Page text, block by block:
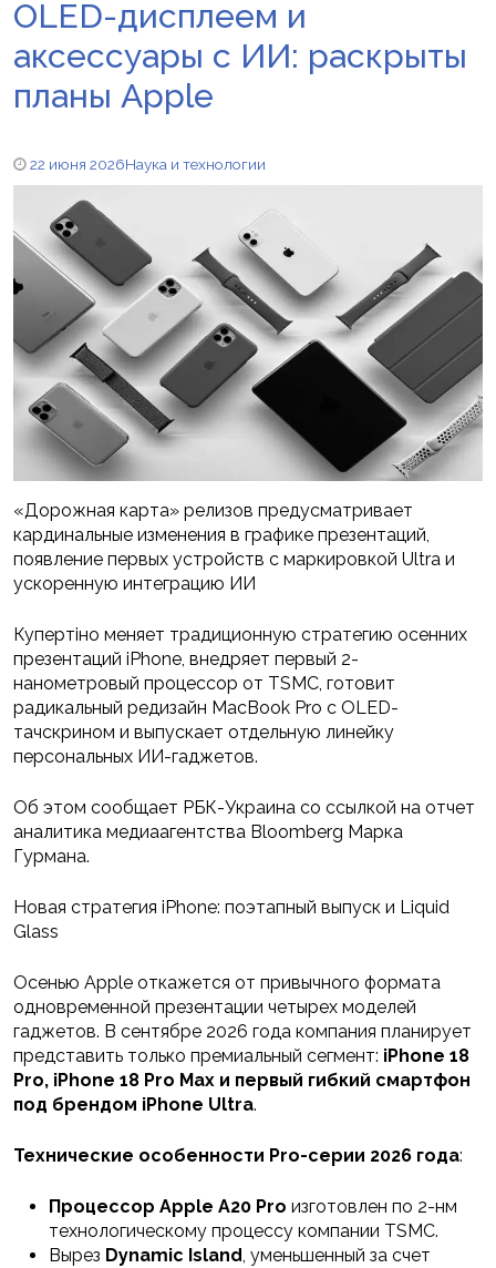
OLED-дисплеем и
аксессуары с ИИ: раскрыты
планы Apple
22 июня 2026Наука и технологии
«Дорожная карта» релизов предусматривает
кардинальные изменения в графике презентаций,
появление первых устройств с маркировкой Ultra и
ускоренную интеграцию ИИ
Купертіно меняет традиционную стратегию осенних
презентаций iPhone, внедряет первый 2-
нанометровый процессор от TSMC, готовит
радикальный редизайн MacBook Pro с OLED-
тачскрином и выпускает отдельную линейку
персональных ИИ-гаджетов.
Об этом сообщает РБК-Украина со ссылкой на отчет
аналитика медиаагентства Bloomberg Марка
Гурмана.
Новая стратегия iPhone: поэтапный выпуск и Liquid
Glass
Осенью Apple откажется от привычного формата
одновременной презентации четырех моделей
гаджетов. В сентябре 2026 года компания планирует
представить только премиальный сегмент: iPhone 18
Pro, iPhone 18 Pro Max и первый гибкий смартфон
под брендом iPhone Ultra.
Технические особенности Pro-серии 2026 года:
Процессор Apple A20 Pro изготовлен по 2-нм
технологическому процессу компании TSMC.
Вырез Dynamic Island, уменьшенный за счет